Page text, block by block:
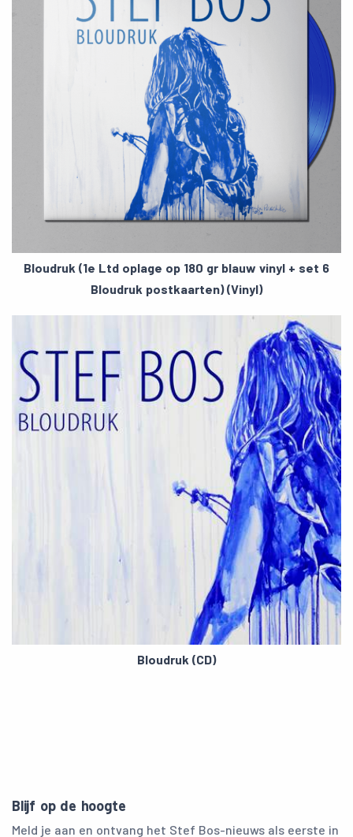
Bloudruk (1e Ltd oplage op 180 gr blauw vinyl + set 6
Bloudruk postkaarten) (Vinyl)
Bloudruk (CD)
Blijf op de hoogte
Meld je aan en ontvang het Stef Bos-nieuws als eerste in